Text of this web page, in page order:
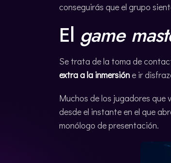
conseguirás que el grupo
El game
Se trata de la toma de
extra a la inmersióne ir
Muchos de los jugadores que
desde el instante en el que
monólogo de presentación.